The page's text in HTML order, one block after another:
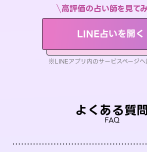
高評価の占い師を見て
LINE占いを開く
※LINEアプリ内のサービスページへ
よくある質問
FAQ